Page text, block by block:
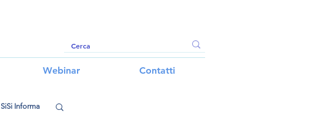
Webinar Contatti
SiSi Informa